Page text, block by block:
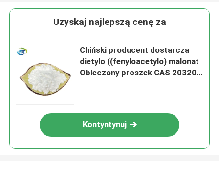
Uzyskaj najlepszą cenę za
Chiński producent dostarcza
dietylo ((fenyloacetylo) malonat
Obleczony proszek CAS 20320-
Kontyntynuj